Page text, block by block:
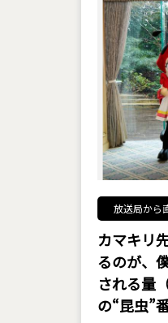
放送局から
カマキリ
るのが、
される量
の“昆虫”